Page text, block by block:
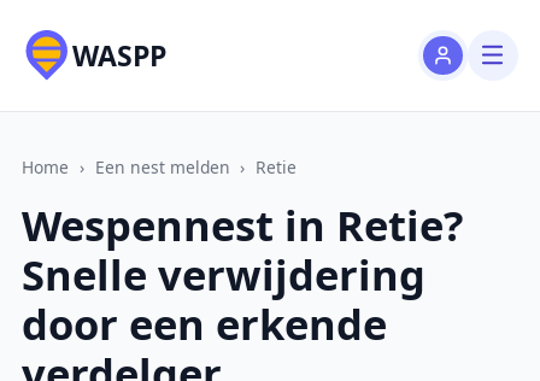
WASPP
Home › Een nest melden › Retie
Wespennest in Retie?
Snelle verwijdering
door een erkende